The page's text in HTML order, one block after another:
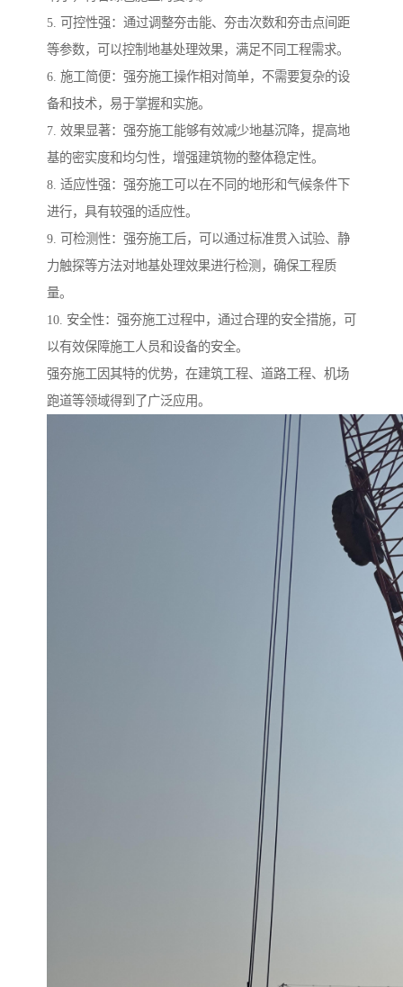
5. 可控性强：通过调整夯击能、夯击次数和夯击点间距
等参数，可以控制地基处理效果，满足不同工程需求。
6. 施工简便：强夯施工操作相对简单，不需要复杂的设
备和技术，易于掌握和实施。
7. 效果显著：强夯施工能够有效减少地基沉降，提高地
基的密实度和均匀性，增强建筑物的整体稳定性。
8. 适应性强：强夯施工可以在不同的地形和气候条件下
进行，具有较强的适应性。
9. 可检测性：强夯施工后，可以通过标准贯入试验、静
力触探等方法对地基处理效果进行检测，确保工程质
量。
10. 安全性：强夯施工过程中，通过合理的安全措施，可
以有效保障施工人员和设备的安全。
强夯施工因其特的优势，在建筑工程、道路工程、机场
跑道等领域得到了广泛应用。